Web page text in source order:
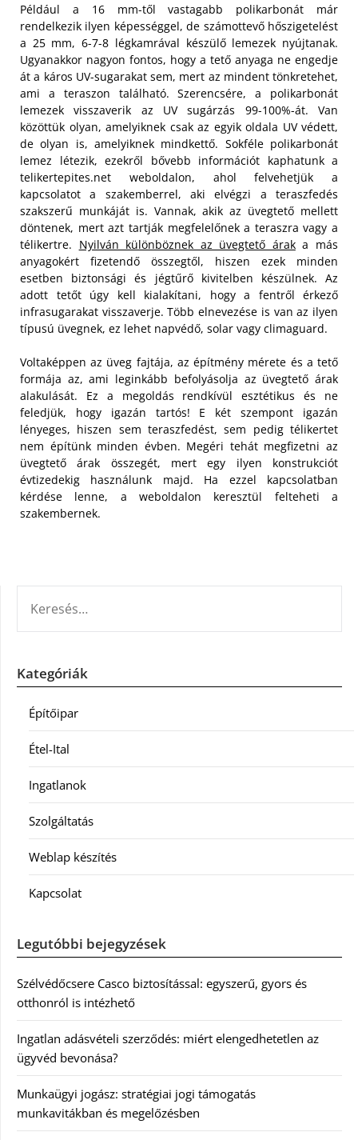
Például a 16 mm-től vastagabb polikarbonát már
rendelkezik ilyen képességgel, de számottevő hőszigetelést
a 25 mm, 6-7-8 légkamrával készülő lemezek nyújtanak.
Ugyanakkor nagyon fontos, hogy a tető anyaga ne engedje
át a káros UV-sugarakat sem, mert az mindent tönkretehet,
ami a teraszon található. Szerencsére, a polikarbonát
lemezek visszaverik az UV sugárzás 99-100%-át. Van
közöttük olyan, amelyiknek csak az egyik oldala UV védett,
de olyan is, amelyiknek mindkettő. Sokféle polikarbonát
lemez létezik, ezekről bővebb információt kaphatunk a
telikertepites.net weboldalon, ahol felvehetjük a
kapcsolatot a szakemberrel, aki elvégzi a teraszfedés
szakszerű munkáját is. Vannak, akik az üvegtető mellett
döntenek, mert azt tartják megfelelőnek a teraszra vagy a
télikertre. Nyilván különböznek az üvegtető áraka más
anyagokért fizetendő összegtől, hiszen ezek minden
esetben biztonsági és jégtűrő kivitelben készülnek. Az
adott tetőt úgy kell kialakítani, hogy a fentről érkező
infrasugarakat visszaverje. Több elnevezése is van az ilyen
típusú üvegnek, ez lehet napvédő, solar vagy climaguard.
Voltaképpen az üveg fajtája, az építmény mérete és a tető
formája az, ami leginkább befolyásolja az üvegtető árak
alakulását. Ez a megoldás rendkívül esztétikus és ne
feledjük, hogy igazán tartós! E két szempont igazán
lényeges, hiszen sem teraszfedést, sem pedig télikertet
nem építünk minden évben. Megéri tehát megfizetni az
üvegtető árak összegét, mert egy ilyen konstrukciót
évtizedekig használunk majd. Ha ezzel kapcsolatban
kérdése lenne, a weboldalon keresztül felteheti a
szakembernek.
Kategóriák
Építőipar
Étel-Ital
Ingatlanok
Szolgáltatás
Weblap készítés
Kapcsolat
Legutóbbi bejegyzések
Szélvédőcsere Casco biztosítással: egyszerű, gyors és
otthonról is intézhető
Ingatlan adásvételi szerződés: miért elengedhetetlen az
ügyvéd bevonása?
Munkaügyi jogász: stratégiai jogi támogatás
munkavitákban és megelőzésben